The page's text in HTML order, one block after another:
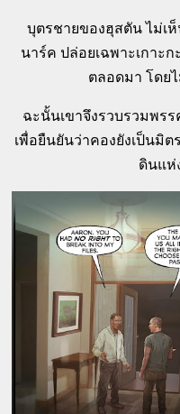
บุตรชายของฮุสตัน ไม่เ
นาร์ค ปล่อยเฉพาะเกาะ
ตลอดมา โดยไ
ฉะนั้นเขาจึงรวบรวมพรร
เพื่อยืนยันว่าคองยังเป็นมิ
ดินแห่